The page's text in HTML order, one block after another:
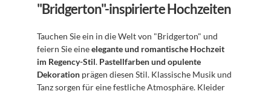
"Bridgerton"-inspirierte Hochzeiten
Tauchen Sie ein in die Welt von "Bridgerton" und
feiern Sie eine elegante und romantische Hochzeit
im Regency-Stil. Pastellfarben und opulente
Dekoration prägen diesen Stil. Klassische Musik und
Tanz sorgen für eine festliche Atmosphäre. Kleider